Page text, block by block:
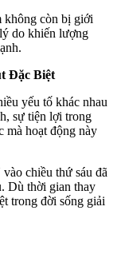
không còn bị giới
do khiến lượng
Đặc Biệt
yếu tố khác nhau
sự tiện lợi trong
mà hoạt động này
chiều thứ sáu đã
Dù thời gian thay
trong đời sống giải